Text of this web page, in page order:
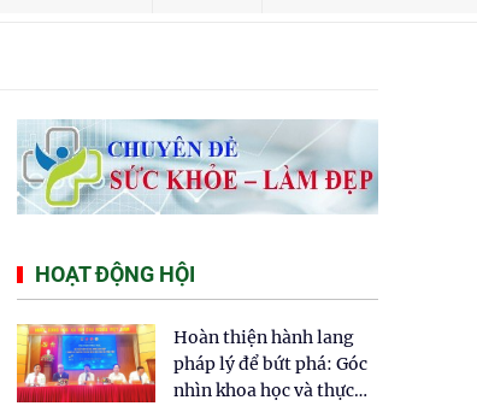
HOẠT ĐỘNG HỘI
Hoàn thiện hành lang
pháp lý để bứt phá: Góc
nhìn khoa học và thực